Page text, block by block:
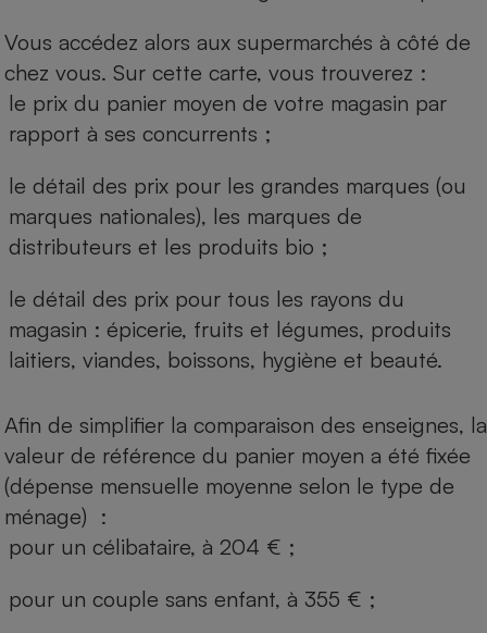
Vous accédez alors aux supermarchés à côté de
chez vous. Sur cette carte, vous trouverez :
le prix du panier moyen de votre magasin par
rapport à ses concurrents ;
le détail des prix pour les grandes marques (ou
marques nationales), les marques de
distributeurs et les produits bio ;
le détail des prix pour tous les rayons du
magasin : épicerie, fruits et légumes, produits
laitiers, viandes, boissons, hygiène et beauté.
Afin de simplifier la comparaison des enseignes, la
valeur de référence du panier moyen a été fixée
(dépense mensuelle moyenne selon le type de
ménage) :
pour un célibataire, à 204 € ;
pour un couple sans enfant, à 355 € ;